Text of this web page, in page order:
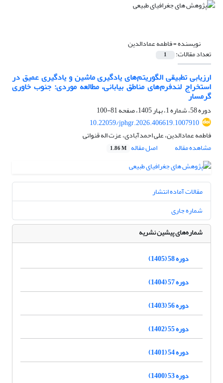
نویسنده =فاطمه عمادالدین
تعداد مقالات: 1
ارزیابی تطبیقی الگوریتم‌های یادگیری ماشین و یادگیری عمیق در
استخراج لندفرم‌های مناطق بیابانی، مطالعه موردی: جنوب خاوری
گرمسار
دوره 58، شماره 1، بهار 1405، صفحه
81-100
10.22059/jphgr.2026.406619.1007910
فاطمه عمادالدین، علی احمدآبادی، عزت اله قنواتی
مشاهده مقاله
اصل مقاله 1.86 M
مقالات آماده انتشار
شماره جاری
شماره‌های پیشین نشریه
دوره 58 (1405)
دوره 57 (1404)
دوره 56 (1403)
دوره 55 (1402)
دوره 54 (1401)
دوره 53 (1400)